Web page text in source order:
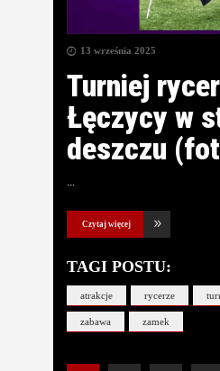
13 września 2025
Turniej
Łęczycy w
deszczu
Czytaj więcej
TAGI POSTU:
atrakcje rycerze
zabawa zamek